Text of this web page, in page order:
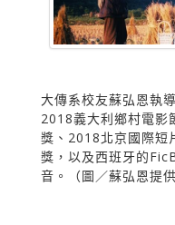
大傳系校友蘇弘恩執
2018義大利鄉村電
獎、2018北京國際短
獎，以及西班牙的
音。（圖／蘇弘恩提供